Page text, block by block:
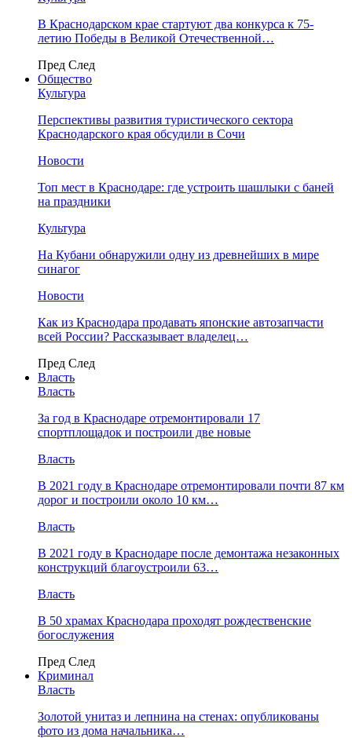
В Краснодарском крае стартуют два конкурса к 75-
летию Победы в Великой Отечественной…
Пред След
Общество
Культура
Перспективы развития туристического сектора
Краснодарского края обсудили в Сочи
Новости
Топ мест в Краснодаре: где устроить шашлыки с баней
на праздники
Культура
На Кубани обнаружили одну из древнейших в мире
синагог
Новости
Как из Краснодара продавать японские автозапчасти
всей России? Рассказывает владелец…
Пред След
Власть
Власть
За год в Краснодаре отремонтировали 17
спортплощадок и построили две новые
Власть
В 2021 году в Краснодаре отремонтировали почти 87 км
дорог и построили около 10 км…
Власть
В 2021 году в Краснодаре после демонтажа незаконных
конструкций благоустроили 63…
Власть
В 50 храмах Краснодара проходят рождественские
богослужения
Пред След
Криминал
Власть
​Золотой унитаз и лепнина на стенах: опубликованы
фото из дома начальника…